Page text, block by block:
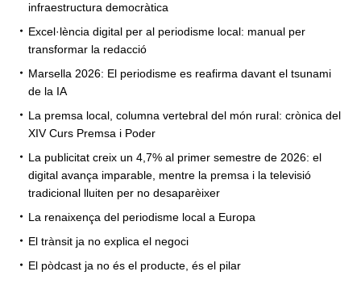
infraestructura democràtica
Excel·lència digital per al periodisme local: manual per
transformar la redacció
Marsella 2026: El periodisme es reafirma davant el tsunami
de la IA
La premsa local, columna vertebral del món rural: crònica del
XIV Curs Premsa i Poder
La publicitat creix un 4,7% al primer semestre de 2026: el
digital avança imparable, mentre la premsa i la televisió
tradicional lluiten per no desaparèixer
La renaixença del periodisme local a Europa
El trànsit ja no explica el negoci
El pòdcast ja no és el producte, és el pilar